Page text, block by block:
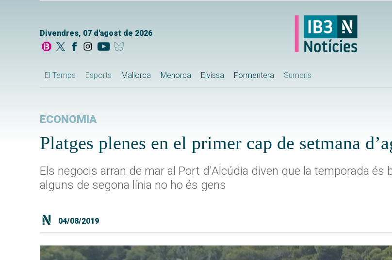
Divendres, 07 d'agost de 2026
El Temps Esports Mallorca Menorca Eivissa Formentera Sumaris
ECONOMIA
Platges plenes en el primer cap de setmana
Els negocis arran de mar al Port d'Alcúdia diven que la temporada és
alguns de segona línia no ho és gens
04/08/2019